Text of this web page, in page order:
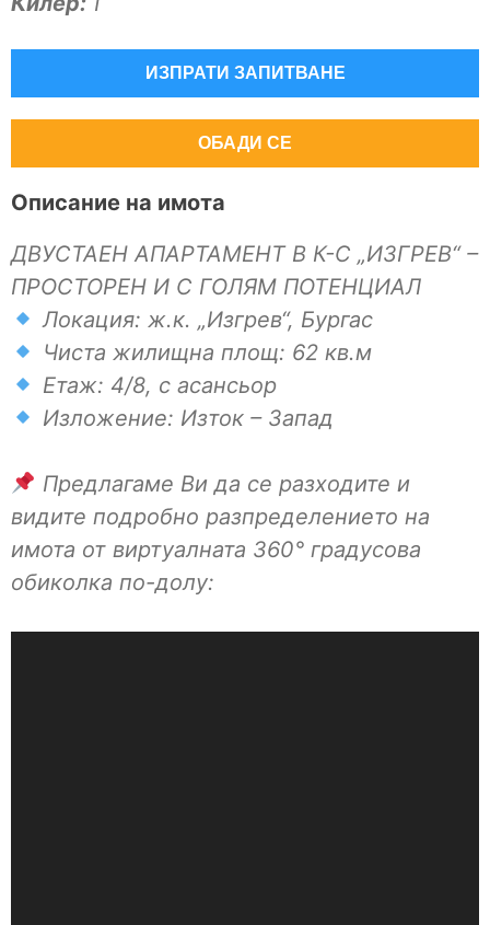
Описание на имота
ДВУСТАЕН АПАРТАМЕНТ В К-С „ИЗГРЕВ“ –
ПРОСТОРЕН И С ГОЛЯМ ПОТЕНЦИАЛ
Локация: ж.к. „Изгрев“, Бургас
Чиста жилищна площ: 62 кв.м
Етаж: 4/8, с асансьор
Изложение: Изток – Запад
Предлагаме Ви да се разходите и
видите подробно разпределението на
имота от виртуалната 360° градусова
обиколка по-долу:
ИЗПРАТИ ЗАПИТВАНЕ
ОБАДИ СЕ